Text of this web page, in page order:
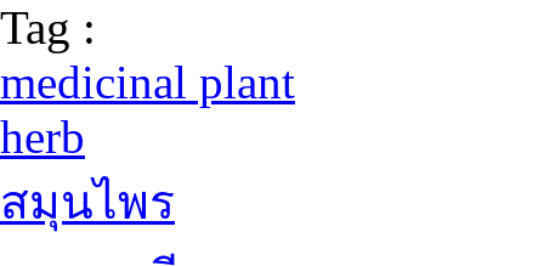
Tag :
medicinal plant
herb
สมุนไพร